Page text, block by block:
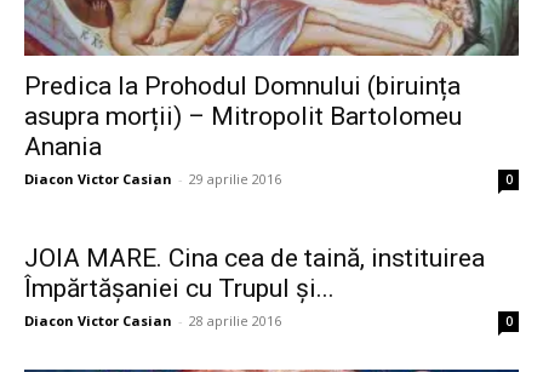
Predica la Prohodul Domnului (biruința
asupra morții) – Mitropolit Bartolomeu
Anania
Diacon Victor Casian - 29 aprilie 2016 0
JOIA MARE. Cina cea de taină, instituirea
Împărtășaniei cu Trupul și...
Diacon Victor Casian - 28 aprilie 2016 0